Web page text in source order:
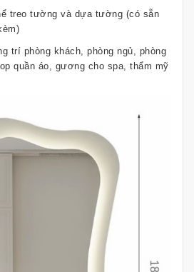
treo tường và dựa tường (có sẵn
trí phòng khách, phòng ngủ, phòng
quần áo, gương cho spa, thẩm mỹ